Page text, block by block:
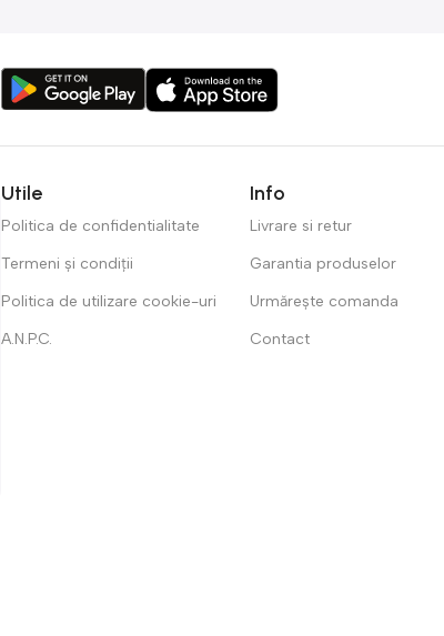
Utile
Politica de confidentialitate
Termeni și condiții
Politica de utilizare cookie-uri
A.N.P.C.
Info
Livrare si retur
Garantia produselor
Urmărește comanda
Contact